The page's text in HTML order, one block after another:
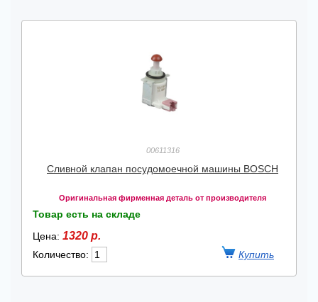
00611316
Сливной клапан посудомоечной машины BOSCH
Оригинальная фирменная деталь от производителя
Товар есть на складе
Цена: 1320 р.
Количество: